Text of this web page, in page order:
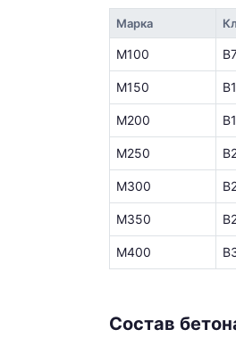
Марка
М100
М150
М200
М250
М300
М350
М400
Состав